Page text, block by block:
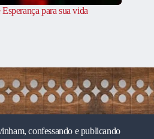
para sua vida
confessando e publicando